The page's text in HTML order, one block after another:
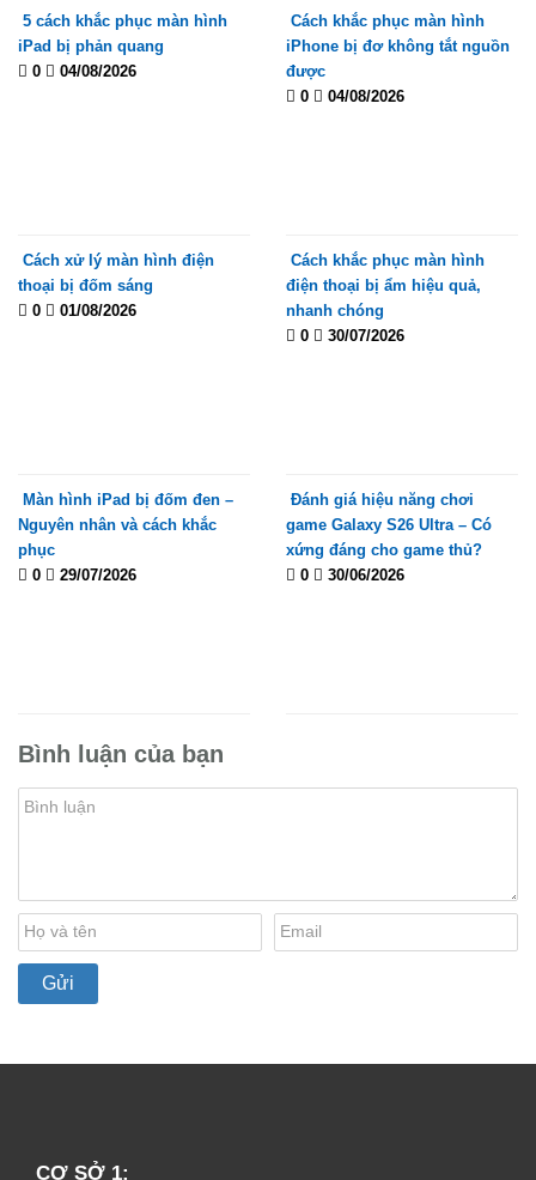
5 cách khắc phục màn hình
iPad bị phản quang
0
04/08/2026
Cách khắc phục màn hình
iPhone bị đơ không tắt nguồn
được
0
04/08/2026
Cách xử lý màn hình điện
thoại bị đốm sáng
0
01/08/2026
Cách khắc phục màn hình
điện thoại bị ẩm hiệu quả,
nhanh chóng
0
30/07/2026
Màn hình iPad bị đốm đen –
Nguyên nhân và cách khắc
phục
0
29/07/2026
Đánh giá hiệu năng chơi
game Galaxy S26 Ultra – Có
xứng đáng cho game thủ?
0
30/06/2026
Bình luận của bạn
CƠ SỞ 1: